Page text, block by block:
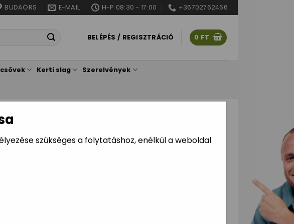
szükséges a folytatáshoz, enélkül a weboldal
BUDAÖRS E-MAIL H-P 08:30 - 17:00 +36702762466
BELÉPÉS / REGISZTRÁCIÓ 0 FT
Kerti slag Szerelvények
fekete 150g/m2 2x10m
mail címed és azonnal értesítünk amint raktárunkba
de a termék átmenetileg pár napja nem